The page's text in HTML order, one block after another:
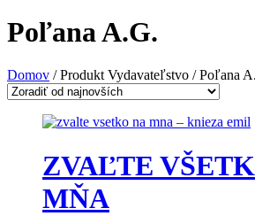
Poľana A.G.
Domov / Produkt Vydavateľstvo / Poľana
ZVAĽTE
MŇA